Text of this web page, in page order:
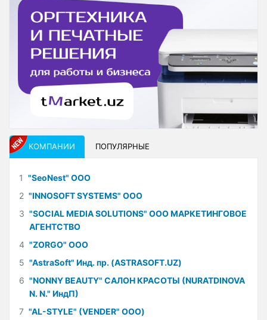
КОМПАНИИ ПОПУЛЯРНЫЕ
1 "SeoNest" ООО
2 "INNOSOFT SYSTEMS" ООО
3 "SOCIAL MEDIA SOLUTIONS" ООО МАРКЕТИНГОВОЕ
АГЕНТСТВО
4 "ZORGO" ООО
5 "AstraSoft" Инд. пр. (ASTRASOFT.UZ)
6 "NONNY BEAUTY" САЛОН КРАСОТЫ (NURATDINOVA
N. N." ИндП)
7 "AL-STYLE" (VENDER" ООО)